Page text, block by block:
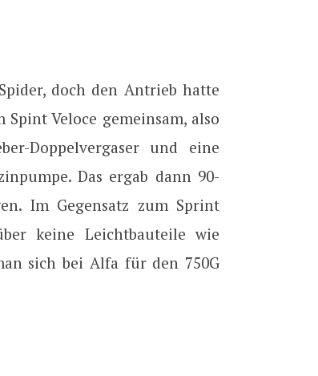
doch den Antrieb hatte
Veloce gemeinsam, also
Doppelvergaser und eine
Das ergab dann 90-
Im Gegensatz zum Sprint
keine Leichtbauteile wie
sich bei Alfa für den 750G